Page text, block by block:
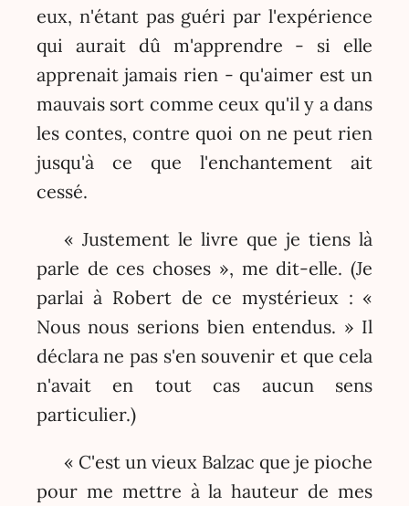
eux, n'étant pas guéri par l'expérience
qui aurait dû m'apprendre - si elle
apprenait jamais rien - qu'aimer est un
mauvais sort comme ceux qu'il y a dans
les contes, contre quoi on ne peut rien
jusqu'à ce que l'enchantement ait
cessé.
« Justement le livre que je tiens là
parle de ces choses », me dit-elle. (Je
parlai à Robert de ce mystérieux : «
Nous nous serions bien entendus. » Il
déclara ne pas s'en souvenir et que cela
n'avait en tout cas aucun sens
particulier.)
« C'est un vieux Balzac que je pioche
pour me mettre à la hauteur de mes